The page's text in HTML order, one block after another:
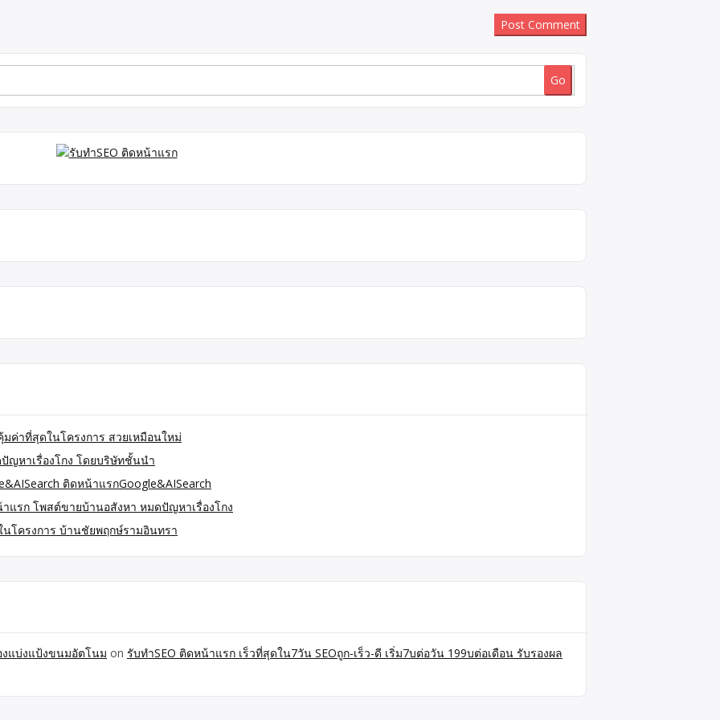
ค่าที่สุดในโครงการ สวยเหมือนใหม่
ญหาเรื่องโกง โดยบริษัทชั้นนำ
ติดหน้าแรกGoogle&AISearch
แรก โพสต์ขายบ้านอสังหา หมดปัญหาเรื่องโกง
โครงการ บ้านชัยพฤกษ์รามอินทรา
งแบ่งแป้งขนมอัตโนม on รับทำSEO ติดหน้าแรก เร็วที่สุดใน7วัน SEOถูก-เร็ว-ดี เริ่ม7บต่อวัน 199บต่อเดือน รับรองผล